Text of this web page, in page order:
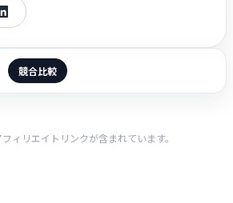
競合比較
ィリエイトリンクが含まれています。